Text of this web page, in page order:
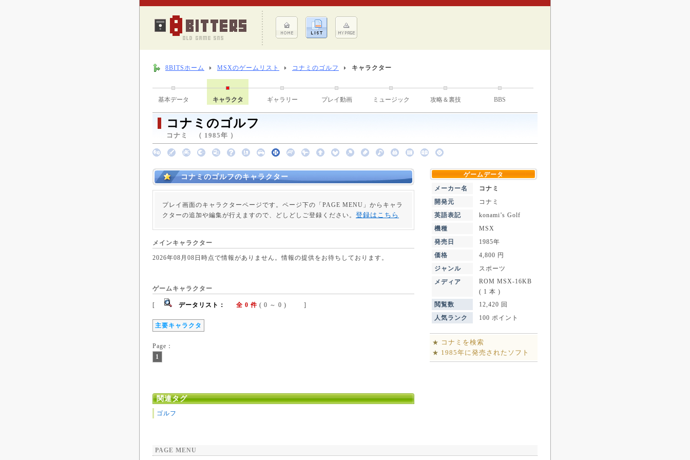
8BITSホーム MSXのゲームリスト コナミのゴルフ キャラクター
基本データ キャラクタ ギャラリー プレイ動画 ミュージック 攻略＆裏技 BBS
コナミのゴルフ
コナミ （ 1985年 ）
コナミのゴルフのキャラクター
プレイ画面のキャラクターページです。ページ下の「PAGE MENU」からキャラ
クターの追加や編集が行えますので、どしどしご登録ください。 登録はこちら
メインキャラクター
2026年08月08日時点で情報がありません。情報の提供をお待ちしております。
ゲームキャラクター
[ データリスト： 全 0 件 ( 0 ～ 0 ) ]
主要キャラクタ
Page：
1
関連タグ
ゴルフ
ゲームデータ
メーカー名
コナミ
開発元
コナミ
英語表記
konami’s Golf
機種
MSX
発売日
1985年
価格
4,800 円
ジャンル
スポーツ
メディア
ROM MSX-16KB
( 1 本 )
閲覧数
12,420 回
人気ランク
100 ポイント
★ コナミを検索
★ 1985年に発売されたソフト
PAGE MENU